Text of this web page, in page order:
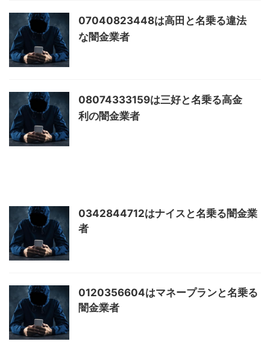
07040823448は高田と名乗る違法
な闇金業者
08074333159は三好と名乗る高金
利の闇金業者
0342844712はナイスと名乗る闇金業
者
0120356604はマネープランと名乗る
闇金業者